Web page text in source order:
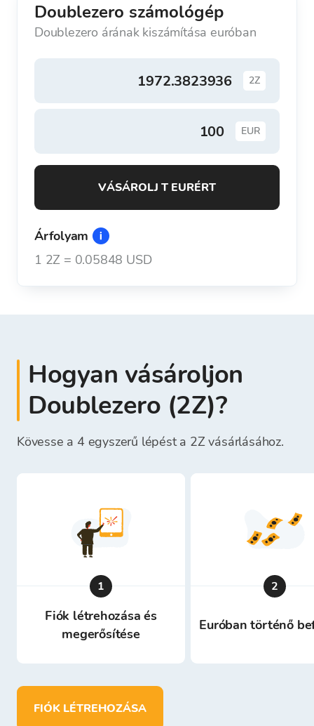
Doublezero számológép
Doublezero árának kiszámítása euróban
2Z
EUR
VÁSÁROLJ T EURÉRT
Árfolyam
1 2Z = 0.05848 USD
Hogyan vásároljon
Doublezero (2Z)?
Kövesse a 4 egyszerű lépést a 2Z vásárlásához.
1
Fiók létrehozása és
megerősítése
2
Euróban történő
FIÓK LÉTREHOZÁSA